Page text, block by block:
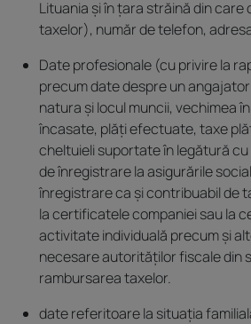
Lituania și în țara străină din
taxelor), număr de telefon,
Date profesionale (cu privire la
precum date despre un
natura și locul muncii, vechimea
încasate, plăți efectuate, taxe
cheltuieli suportate în legătură
de înregistrare la asigurările
înregistrare ca și contribuabil de
la certificatele companiei sau la
activitate individuală precum și
necesare autorităților fiscale din
rambursarea taxelor.
date referitoare la situația